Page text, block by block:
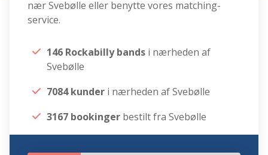
nær Svebølle eller benytte vores matching-
service.
146 Rockabilly bands i nærheden af
Svebølle
7084 kunder i nærheden af Svebølle
3167 bookinger bestilt fra Svebølle